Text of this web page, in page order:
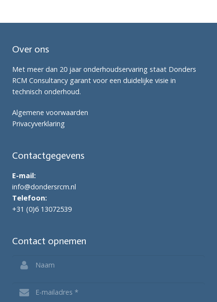
Over ons
Met meer dan 20 jaar onderhoudservaring staat Donders
RCM Consultancy garant voor een duidelijke visie in
technisch onderhoud.
Algemene voorwaarden
Privacyverklaring
Contactgegevens
E-mail:
info@dondersrcm.nl
Telefoon:
+31 (0)6 13072539
Contact opnemen